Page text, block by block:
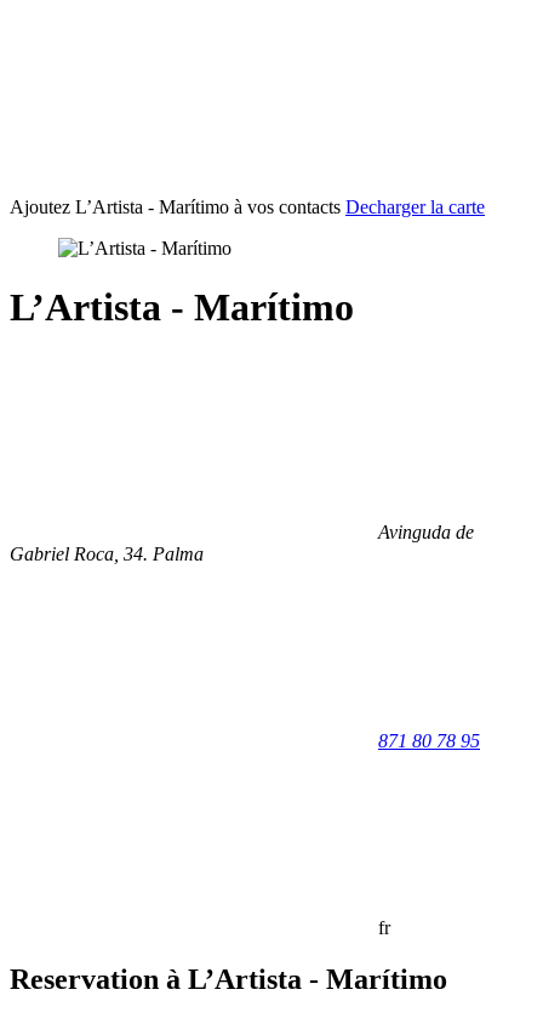
Ajoutez L’Artista - Marítimo à vos contacts Decharger la carte
L’Artista - Marítimo
Avinguda de
Gabriel Roca, 34. Palma
871 80 78 95
fr
Reservation à L’Artista - Marítimo